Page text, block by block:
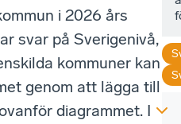
i 2026 års
svar på Sverigenivå,
kommuner kan
genom att lägga till
diagrammet. I